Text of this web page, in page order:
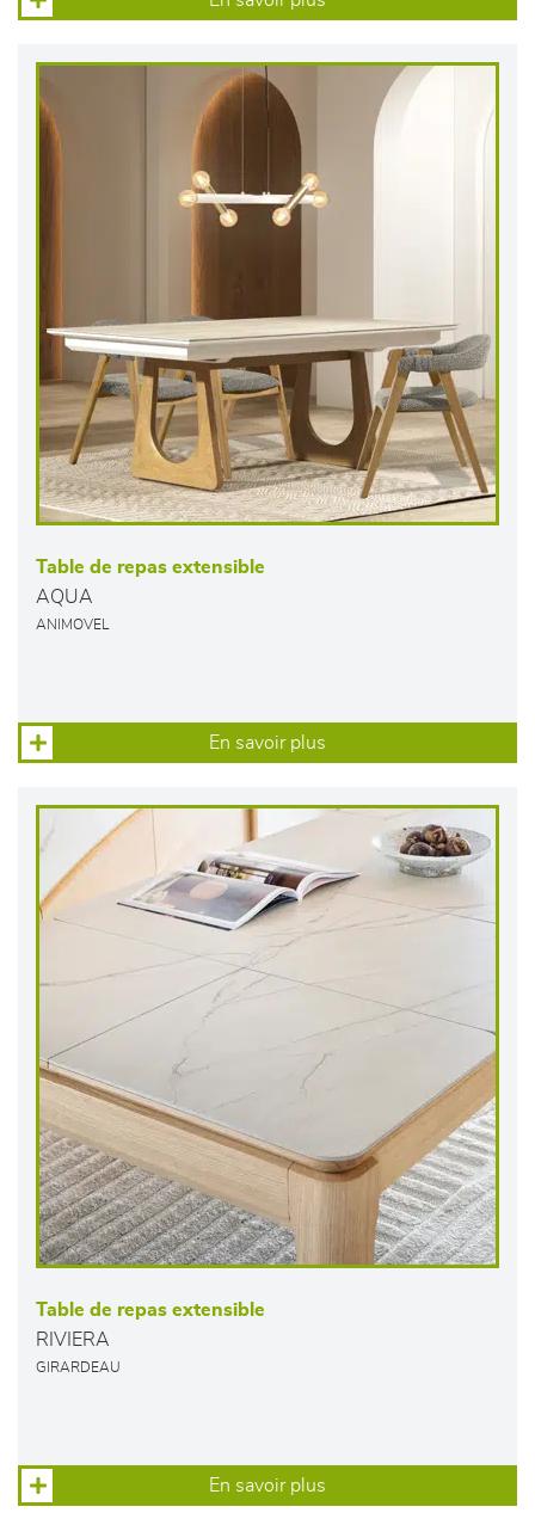
Table de repas extensible
AQUA
ANIMOVEL
En savoir plus
Table de repas extensible
RIVIERA
GIRARDEAU
En savoir plus